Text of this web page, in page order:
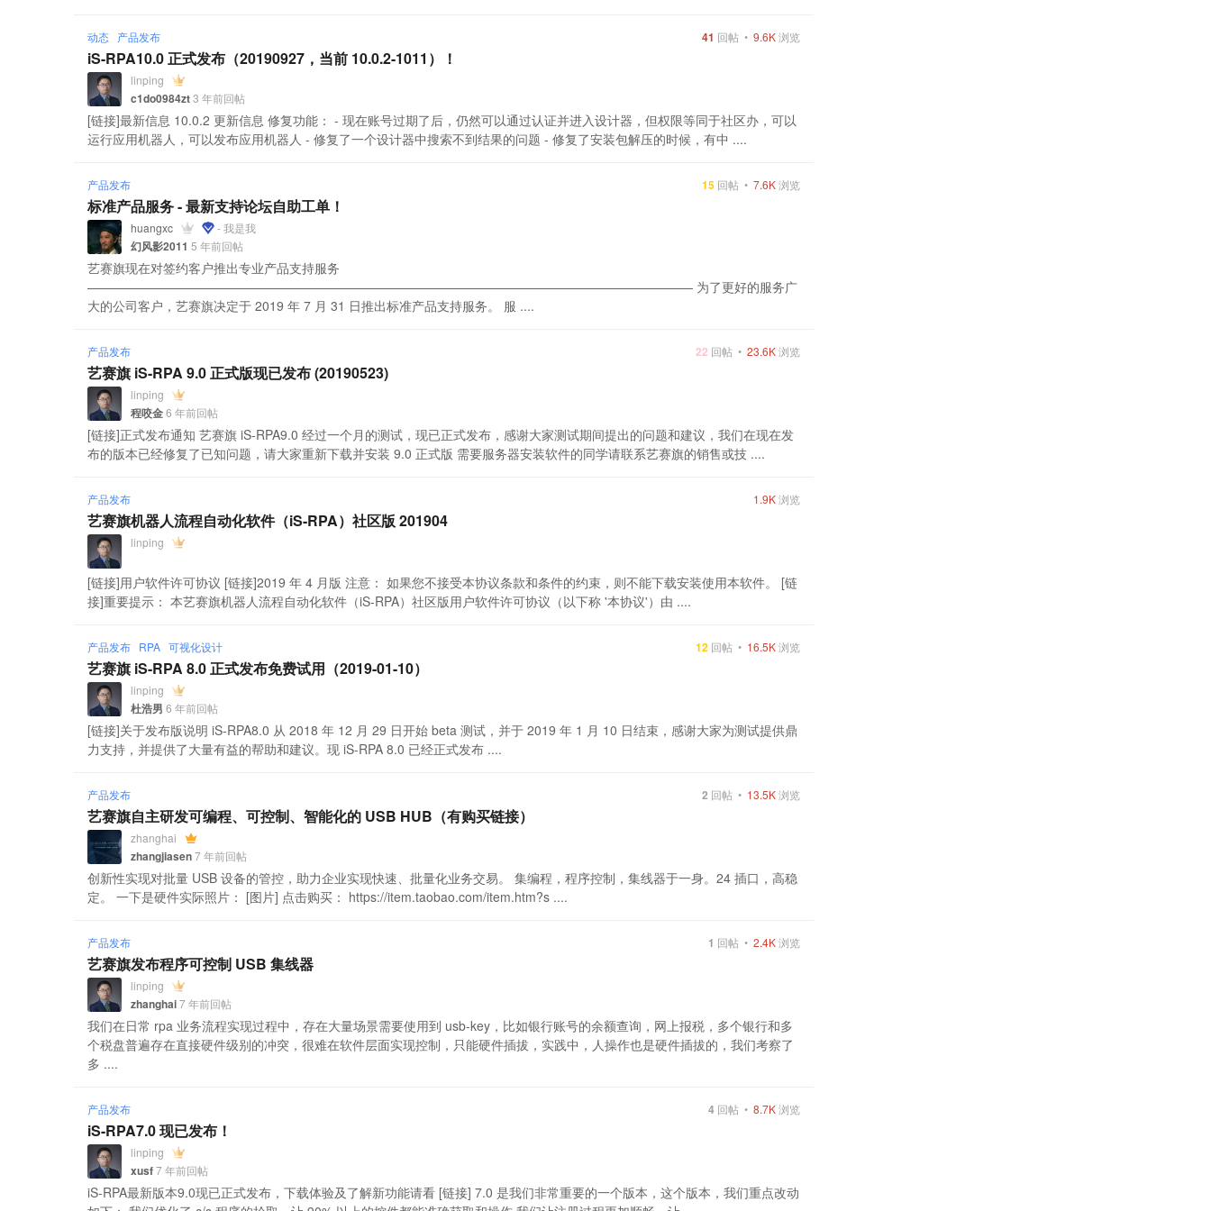
动态 产品发布 41 回帖 •9.6K浏览
iS-RPA10.0 正式发布（20190927，当前 10.0.2-1011）！
linping
c1do0984zt3 年前回帖
[链接]最新信息 10.0.2 更新信息 修复功能： - 现在账号过期了后，仍然可以通过认证并进入设计器，但权限等同于社区办，可以
运行应用机器人，可以发布应用机器人 - 修复了一个设计器中搜索不到结果的问题 - 修复了安装包解压的时候，有中 ....
产品发布 15 回帖 •7.6K浏览
标准产品服务 - 最新支持论坛自助工单！
huangxc - 我是我
幻风影2011 5 年前回帖
艺赛旗现在对签约客户推出专业产品支持服务
———————————————————————————————————————————————— 为了更好的服务广
大的公司客户，艺赛旗决定于 2019 年 7 月 31 日推出标准产品支持服务。 服 ....
产品发布 22 回帖 •23.6K浏览
艺赛旗 iS-RPA 9.0 正式版现已发布 (20190523)
linping
程咬金6 年前回帖
[链接]正式发布通知 艺赛旗 iS-RPA9.0 经过一个月的测试，现已正式发布，感谢大家测试期间提出的问题和建议，我们在现在发
布的版本已经修复了已知问题，请大家重新下载并安装 9.0 正式版 需要服务器安装软件的同学请联系艺赛旗的销售或技 ....
产品发布 1.9K浏览
艺赛旗机器人流程自动化软件（iS-RPA）社区版 201904
linping
[链接]用户软件许可协议 [链接]2019 年 4 月版 注意： 如果您不接受本协议条款和条件的约束，则不能下载安装使用本软件。 [链
接]重要提示： 本艺赛旗机器人流程自动化软件（iS-RPA）社区版用户软件许可协议（以下称 '本协议'）由 ....
产品发布 RPA 可视化设计 12 回帖 • 16.5K浏览
艺赛旗 iS-RPA 8.0 正式发布免费试用（2019-01-10）
linping
杜浩男 6 年前回帖
[链接]关于发布版说明 iS-RPA8.0 从 2018 年 12 月 29 日开始 beta 测试，并于 2019 年 1 月 10 日结束，感谢大家为测试提供鼎
力支持，并提供了大量有益的帮助和建议。现 iS-RPA 8.0 已经正式发布 ....
产品发布 2 回帖 • 13.5K浏览
艺赛旗自主研发可编程、可控制、智能化的 USB HUB（有购买链接）
zhanghai
zhangjiasen7 年前回帖
创新性实现对批量 USB 设备的管控，助力企业实现快速、批量化业务交易。 集编程，程序控制，集线器于一身。24 插口，高稳
定。 一下是硬件实际照片： [图片] 点击购买： https://item.taobao.com/item.htm?s ....
产品发布 1 回帖 •2.4K浏览
艺赛旗发布程序可控制 USB 集线器
linping
zhanghai7 年前回帖
我们在日常 rpa 业务流程实现过程中，存在大量场景需要使用到 usb-key，比如银行账号的余额查询，网上报税，多个银行和多
个税盘普遍存在直接硬件级别的冲突，很难在软件层面实现控制，只能硬件插拔，实践中，人操作也是硬件插拔的，我们考察了
多 ....
产品发布 4 回帖 •8.7K浏览
iS-RPA7.0 现已发布！
linping
xusf7 年前回帖
iS-RPA最新版本9.0现已正式发布，下载体验及了解新功能请看 [链接] 7.0 是我们非常重要的一个版本，这个版本，我们重点改动